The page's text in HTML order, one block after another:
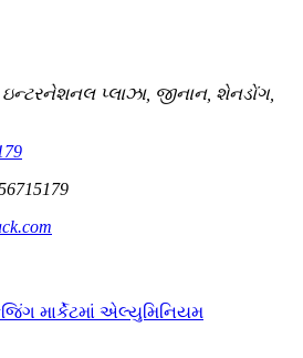
પ્લાઝા, જીનાન, શેનડોંગ,